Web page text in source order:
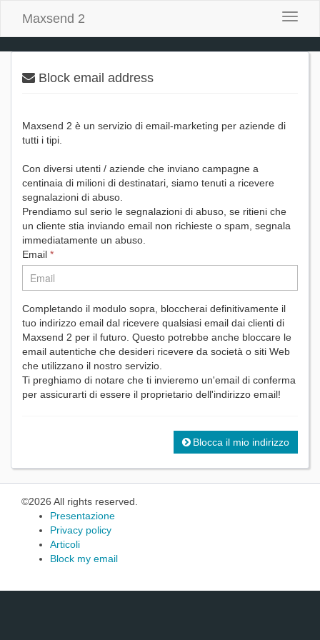
Attiva
Maxsend 2
Block email address
Maxsend 2 è un servizio di email-marketing per aziende di
tutti i tipi.
Con diversi utenti / aziende che inviano campagne a
centinaia di milioni di destinatari, siamo tenuti a ricevere
segnalazioni di abuso.
Prendiamo sul serio le segnalazioni di abuso, se ritieni che
un cliente stia inviando email non richieste o spam, segnala
immediatamente un abuso.
Email *
Completando il modulo sopra, bloccherai definitivamente il
tuo indirizzo email dal ricevere qualsiasi email dai clienti di
Maxsend 2 per il futuro. Questo potrebbe anche bloccare le
email autentiche che desideri ricevere da società o siti Web
che utilizzano il nostro servizio.
Ti preghiamo di notare che ti invieremo un'email di conferma
per assicurarti di essere il proprietario dell'indirizzo email!
Blocca il mio indirizzo
©2026 All rights reserved.
Presentazione
Privacy policy
Articoli
Block my email